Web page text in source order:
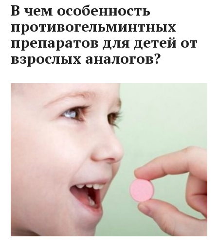
В чем особенность
противогельминтных
препаратов для детей от
взрослых аналогов?